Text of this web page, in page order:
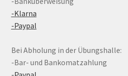
-Klarna
-Paypal
Bei Abholung in der Übungshalle:
-Bar- und Bankomatzahlung